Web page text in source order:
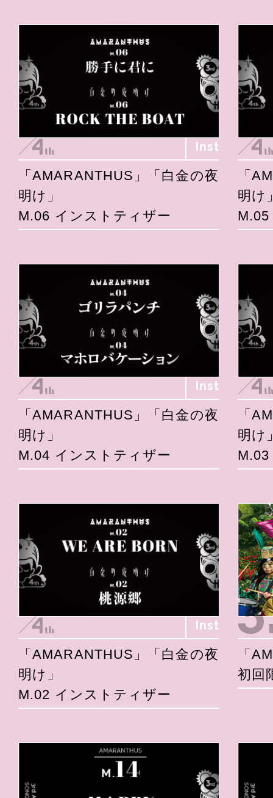
Inst
「AMARANTHUS」「白金の夜
明け」
M.06 インストティザー
「
明け
Inst
「AMARANTHUS」「白金の夜
明け」
M.04 インストティザー
「
明け
Inst
「AMARANTHUS」「白金の夜
明け」
M.02 インストティザー
「
初回